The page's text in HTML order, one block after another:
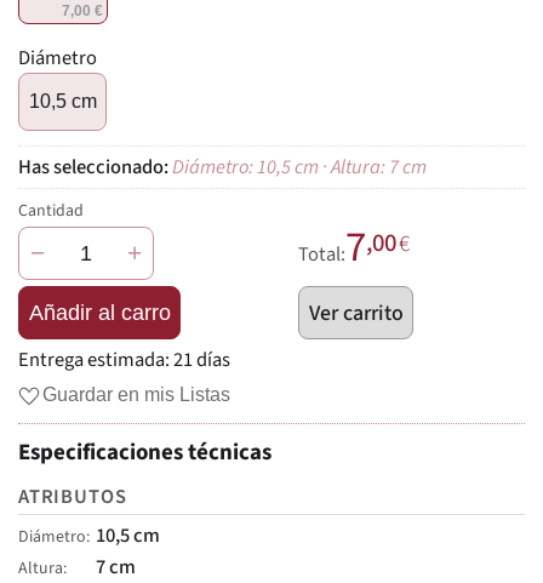
7,00 €
Diámetro
10,5 cm
Diámetro: 10,5 cm · Altura: 7 cm
Cantidad
− +
Añadir al carro
Total:7,00€
Ver carrito
Entrega estimada:21 días
Guardar en mis Listas
Especificaciones técnicas
ATRIBUTOS
Diámetro 10,5 cm
Altura
7 cm